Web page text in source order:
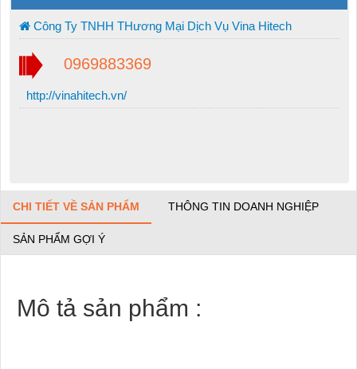
Công Ty TNHH THương Mại Dịch Vụ Vina Hitech
0969883369
http://vinahitech.vn/
CHI TIẾT VỀ SẢN PHẨM THÔNG TIN DOANH NGHIỆP
SẢN PHẨM GỢI Ý
Mô tả sản phẩm :